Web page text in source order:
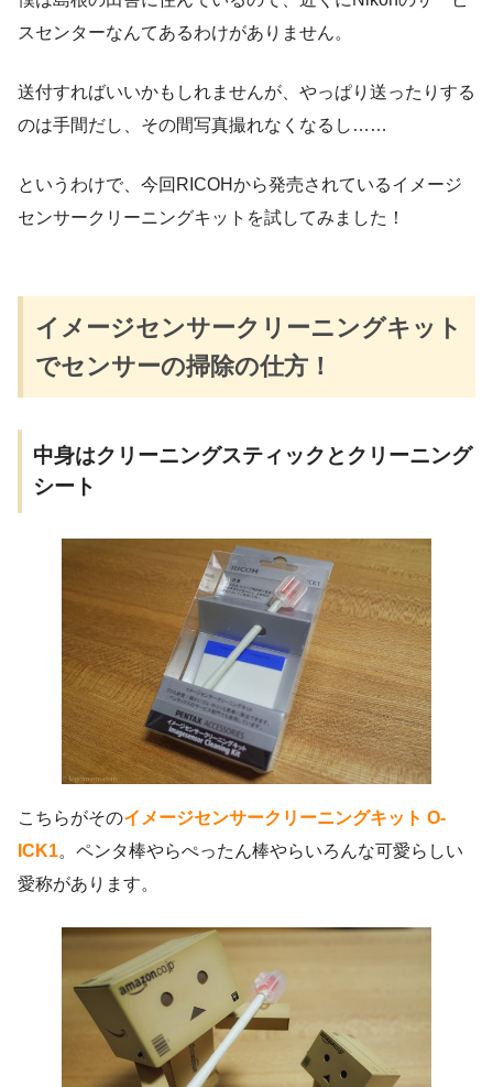
スセンターなんてあるわけがありません。
送付すればいいかもしれませんが、やっぱり送ったりする
のは手間だし、その間写真撮れなくなるし……
というわけで、今回RICOHから発売されているイメージ
センサークリーニングキットを試してみました！
イメージセンサークリーニングキット
でセンサーの掃除の仕方！
中身はクリーニングスティックとクリーニング
シート
こちらがそのイメージセンサークリーニングキット O-
ICK1。ペンタ棒やらぺったん棒やらいろんな可愛らしい
愛称があります。